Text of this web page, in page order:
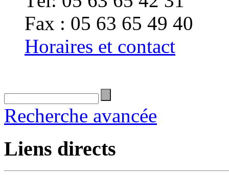
Fax : 05 63 65 49 40
Horaires et contact
Recherche avancée
Liens directs